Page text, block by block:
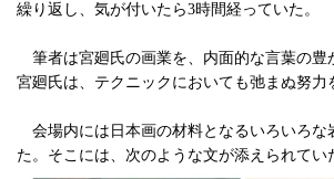
繰り返し、気が付いたら3時間経っていた。
筆者は宮廻氏の画業を、内面的な言葉の豊
宮廻氏は、テクニックにおいても弛まぬ努力
会場内には日本画の材料となるいろいろな
た。そこには、次のような文が添えられてい